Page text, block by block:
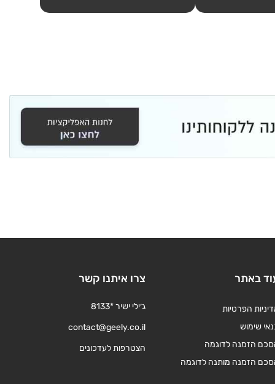
באתר
הפרטיות
שימוש
הזמנה לדוגמה
הזמנה מותנה לדוגמה
צרו איתנו קשר
ג׳ילי ישיר *8133
contact@geely.co.il
הצטרפות לעדכונים